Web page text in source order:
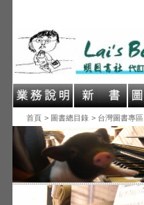
首頁 > 圖書總目錄 > 台灣圖書專區